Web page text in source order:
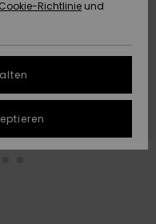
Cookie-Richtlinie und